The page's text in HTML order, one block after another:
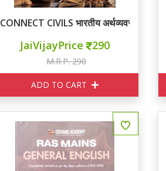
CONNECT CIVILS भारतीय अर्थव्यवस्था
JaiVijayPrice 290
M.R.P. 290
ADD TO CART